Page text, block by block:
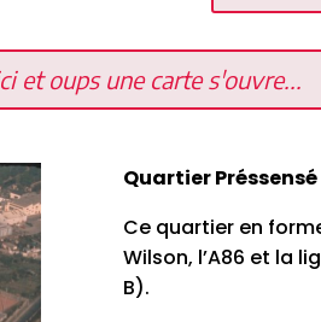
et oups une carte s'ouvre...
Quartier
Ce quartier en
Wilson, l’A86 et la
B).